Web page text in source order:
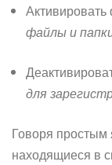
файлы и
для
Говоря
находящиеся в